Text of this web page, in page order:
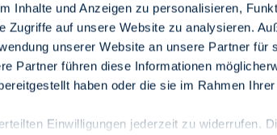
Inhalte und Anzeigen zu personalisieren,
Zugriffe auf unsere Website zu analysieren.
unserer Website an unsere Partner für
Partner führen diese Informationen
haben oder die sie im Rahmen
Einwilligungen jederzeit zu widerrufen.